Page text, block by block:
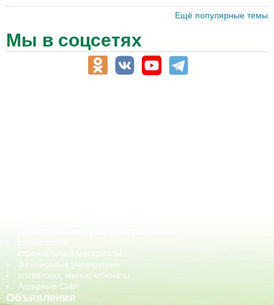
Ещё популярные темы
Мы в соцсетях
строительные материалы
финансовые учреждения
элеваторы, мелькомбинаты
Аграрные СМИ
Объявления